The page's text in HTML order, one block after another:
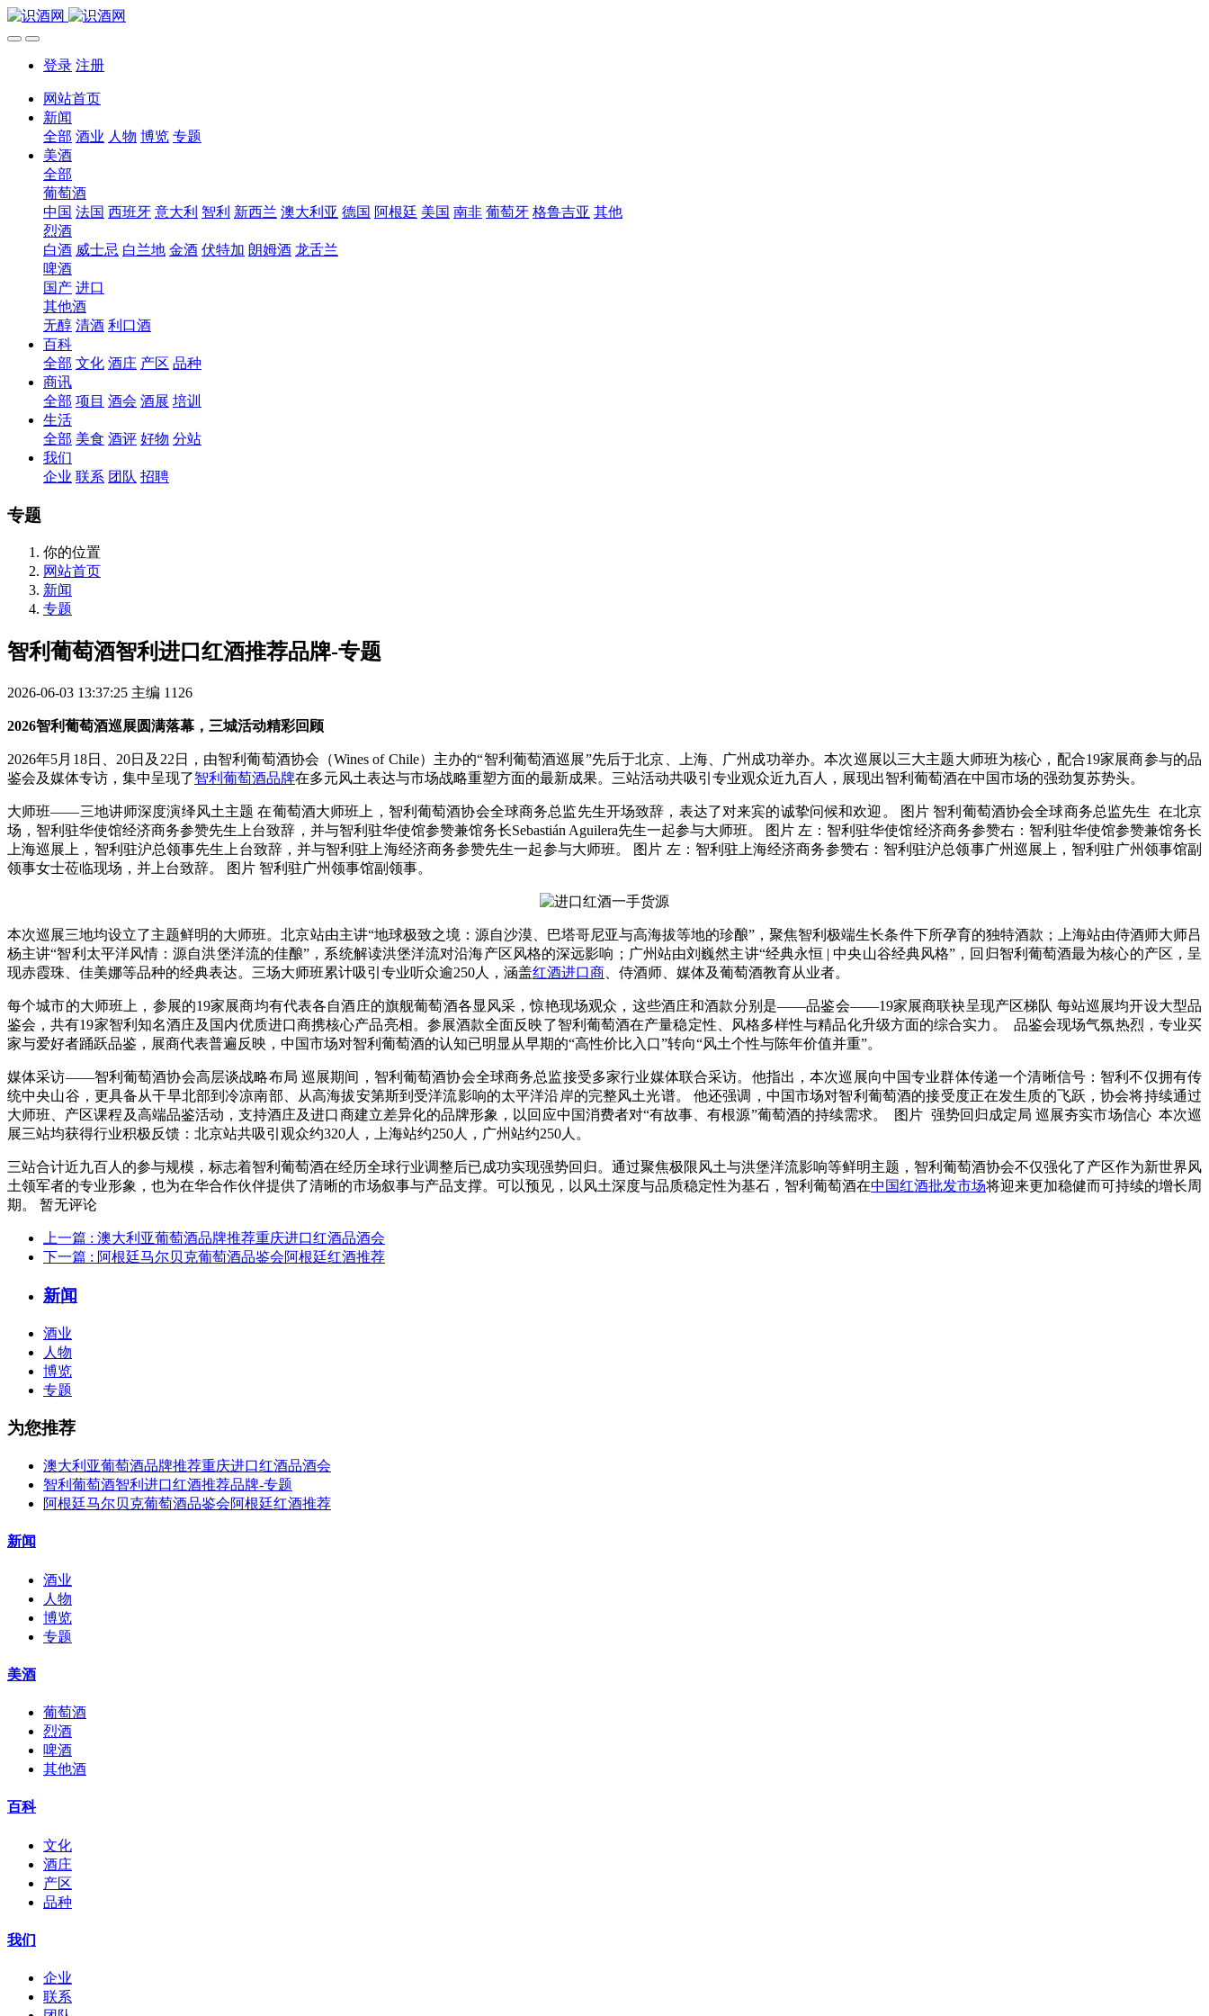
登录 注册
网站首页
新闻
全部 酒业 人物 博览 专题
美酒
全部
葡萄酒
中国 法国 西班牙 意大利 智利 新西兰 澳大利亚 德国 阿根廷 美国 南非 葡萄牙 格鲁吉亚 其他
烈酒
白酒 威士忌 白兰地 金酒 伏特加 朗姆酒 龙舌兰
啤酒
国产 进口
其他酒
无醇 清酒 利口酒
百科
全部 文化 酒庄 产区 品种
商讯
全部 项目 酒会 酒展 培训
生活
全部 美食 酒评 好物 分站
我们
企业 联系 团队 招聘
专题
你的位置
网站首页
新闻
专题
智利葡萄酒智利进口红酒推荐品牌-专题
2026-06-03 13:37:25 主编 1126
2026智利葡萄酒巡展圆满落幕，三城活动精彩回顾
2026年5月18日、20日及22日，由智利葡萄酒协会（Wines of Chile）主办的“智利葡萄酒巡展”先后于北京、上海、广州成功举办。本次巡展以三大主题大师班为核心，配合19家展商参与的品
鉴会及媒体专访，集中呈现了智利葡萄酒品牌在多元风土表达与市场战略重塑方面的最新成果。三站活动共吸引专业观众近九百人，展现出智利葡萄酒在中国市场的强劲复苏势头。
大师班——三地讲师深度演绎风土主题 在葡萄酒大师班上，智利葡萄酒协会全球商务总监先生开场致辞，表达了对来宾的诚挚问候和欢迎。 图片 智利葡萄酒协会全球商务总监先生 在北京
场，智利驻华使馆经济商务参赞先生上台致辞，并与智利驻华使馆参赞兼馆务长Sebastián Aguilera先生一起参与大师班。 图片 左：智利驻华使馆经济商务参赞右：智利驻华使馆参赞兼馆务长
上海巡展上，智利驻沪总领事先生上台致辞，并与智利驻上海经济商务参赞先生一起参与大师班。 图片 左：智利驻上海经济商务参赞右：智利驻沪总领事广州巡展上，智利驻广州领事馆副
领事女士莅临现场，并上台致辞。 图片 智利驻广州领事馆副领事。
本次巡展三地均设立了主题鲜明的大师班。北京站由主讲“地球极致之境：源自沙漠、巴塔哥尼亚与高海拔等地的珍酿”，聚焦智利极端生长条件下所孕育的独特酒款；上海站由侍酒师大师吕
杨主讲“智利太平洋风情：源自洪堡洋流的佳酿”，系统解读洪堡洋流对沿海产区风格的深远影响；广州站由刘巍然主讲“经典永恒 | 中央山谷经典风格”，回归智利葡萄酒最为核心的产区，呈
现赤霞珠、佳美娜等品种的经典表达。三场大师班累计吸引专业听众逾250人，涵盖红酒进口商 、侍酒师、媒体及葡萄酒教育从业者。
每个城市的大师班上，参展的19家展商均有代表各自酒庄的旗舰葡萄酒各显风采，惊艳现场观众，这些酒庄和酒款分别是——品鉴会——19家展商联袂呈现产区梯队 每站巡展均开设大型品
鉴会，共有19家智利知名酒庄及国内优质进口商携核心产品亮相。参展酒款全面反映了智利葡萄酒在产量稳定性、风格多样性与精品化升级方面的综合实力。 品鉴会现场气氛热烈，专业买
家与爱好者踊跃品鉴，展商代表普遍反映，中国市场对智利葡萄酒的认知已明显从早期的“高性价比入口”转向“风土个性与陈年价值并重”。
媒体采访——智利葡萄酒协会高层谈战略布局 巡展期间，智利葡萄酒协会全球商务总监接受多家行业媒体联合采访。他指出，本次巡展向中国专业群体传递一个清晰信号：智利不仅拥有传
统中央山谷，更具备从干旱北部到冷凉南部、从高海拔安第斯到受洋流影响的太平洋沿岸的完整风土光谱。 他还强调，中国市场对智利葡萄酒的接受度正在发生质的飞跃，协会将持续通过
大师班、产区课程及高端品鉴活动，支持酒庄及进口商建立差异化的品牌形象，以回应中国消费者对“有故事、有根源”葡萄酒的持续需求。 图片 强势回归成定局 巡展夯实市场信心 本次巡
展三站均获得行业积极反馈：北京站共吸引观众约320人，上海站约250人，广州站约250人。
三站合计近九百人的参与规模，标志着智利葡萄酒在经历全球行业调整后已成功实现强势回归。通过聚焦极限风土与洪堡洋流影响等鲜明主题，智利葡萄酒协会不仅强化了产区作为新世界风
土领军者的专业形象，也为在华合作伙伴提供了清晰的市场叙事与产品支撑。可以预见，以风土深度与品质稳定性为基石，智利葡萄酒在中国红酒批发市场将迎来更加稳健而可持续的增长周
期。 暂无评论
上一篇 : 澳大利亚葡萄酒品牌推荐重庆进口红酒品酒会
下一篇 : 阿根廷马尔贝克葡萄酒品鉴会阿根廷红酒推荐
新闻
酒业
人物
博览
专题
为您推荐
澳大利亚葡萄酒品牌推荐重庆进口红酒品酒会
智利葡萄酒智利进口红酒推荐品牌-专题
阿根廷马尔贝克葡萄酒品鉴会阿根廷红酒推荐
新闻
酒业
人物
博览
专题
美酒
葡萄酒
烈酒
啤酒
其他酒
百科
文化
酒庄
产区
品种
我们
企业
联系